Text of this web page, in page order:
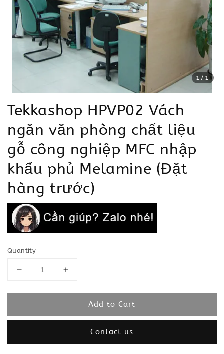
1 /1
Tekkashop HPVP02 Vách
ngăn văn phòng chất liệu
gỗ công nghiệp MFC nhập
khẩu phủ Melamine (Đặt
hàng trước)
Quantity
Add to Cart
Contact us